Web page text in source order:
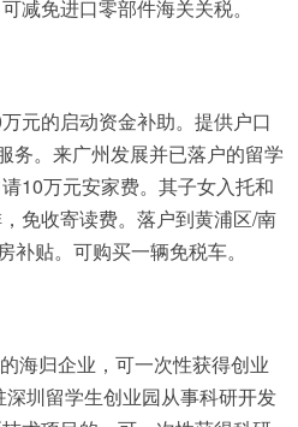
减免进口零部件海关关税。
元的启动资金补助。提供户口
务。来广州发展并已落户的留学
10万元安家费。其子女入托和
免收寄读费。落户到黄浦区/南
贴。可购买一辆免税车。
海归企业，可一次性获得创业
圳留学生创业园从事科研开发